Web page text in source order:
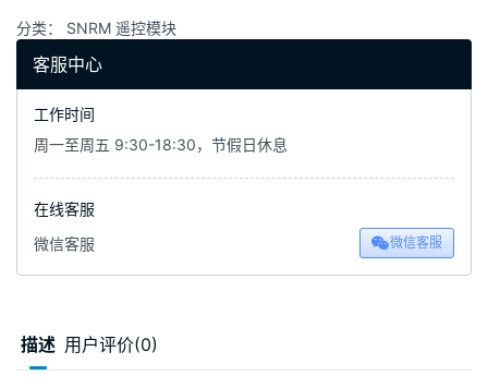
分类： SNRM 遥控模块
客服中心
工作时间
周一至周五 9:30-18:30，节假日休息
在线客服
微信客服
微信客服
描述 用户评价(0)
00:00 / 00:45